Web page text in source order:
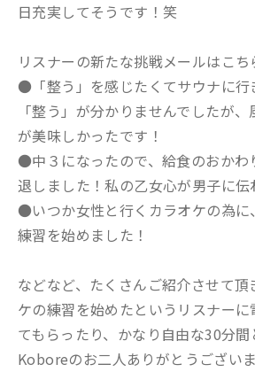
日充実してそうです！笑
リスナーの新たな挑戦メールはこ
●「整う」を感じたくてサウナに行
「整う」が分かりませんでしたが
が美味しかったです！
●中３になったので、給食のおかわ
退しました！私の乙女心が男子に伝
●いつか女性と行くカラオケの為に
練習を始めました！
などなど、たくさんご紹介させて
ケの練習を始めたというリスナーに
てもらったり、かなり自由な30分間
Koboreのお二人ありがとうござい